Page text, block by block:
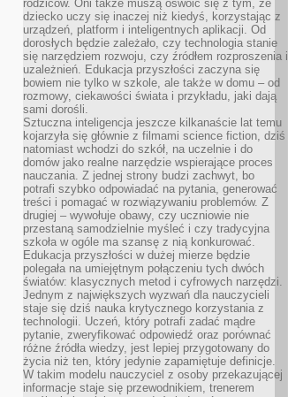
rodziców. Oni także muszą oswoić się z tym, że
dziecko uczy się inaczej niż kiedyś, korzystając z
urządzeń, platform i inteligentnych aplikacji. Od
dorosłych będzie zależało, czy technologia stanie
się narzędziem rozwoju, czy źródłem rozproszenia i
uzależnień. Edukacja przyszłości zaczyna się
bowiem nie tylko w szkole, ale także w domu – od
rozmowy, ciekawości świata i przykładu, jaki dają
sami dorośli.
Sztuczna inteligencja jeszcze kilkanaście lat temu
kojarzyła się głównie z filmami science fiction, dziś
natomiast wchodzi do szkół, na uczelnie i do
domów jako realne narzędzie wspierające proces
nauczania. Z jednej strony budzi zachwyt, bo
potrafi szybko odpowiadać na pytania, generować
treści i pomagać w rozwiązywaniu problemów. Z
drugiej – wywołuje obawy, czy uczniowie nie
przestaną samodzielnie myśleć i czy tradycyjna
szkoła w ogóle ma szansę z nią konkurować.
Edukacja przyszłości w dużej mierze będzie
polegała na umiejętnym połączeniu tych dwóch
światów: klasycznych metod i cyfrowych narzędzi.
Jednym z największych wyzwań dla nauczycieli
staje się dziś nauka krytycznego korzystania z
technologii. Uczeń, który potrafi zadać mądre
pytanie, zweryfikować odpowiedź oraz porównać
różne źródła wiedzy, jest lepiej przygotowany do
życia niż ten, który jedynie zapamiętuje definicje.
W takim modelu nauczyciel z osoby przekazującej
informacje staje się przewodnikiem, trenerem